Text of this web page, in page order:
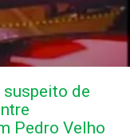
de
Pedro Velho